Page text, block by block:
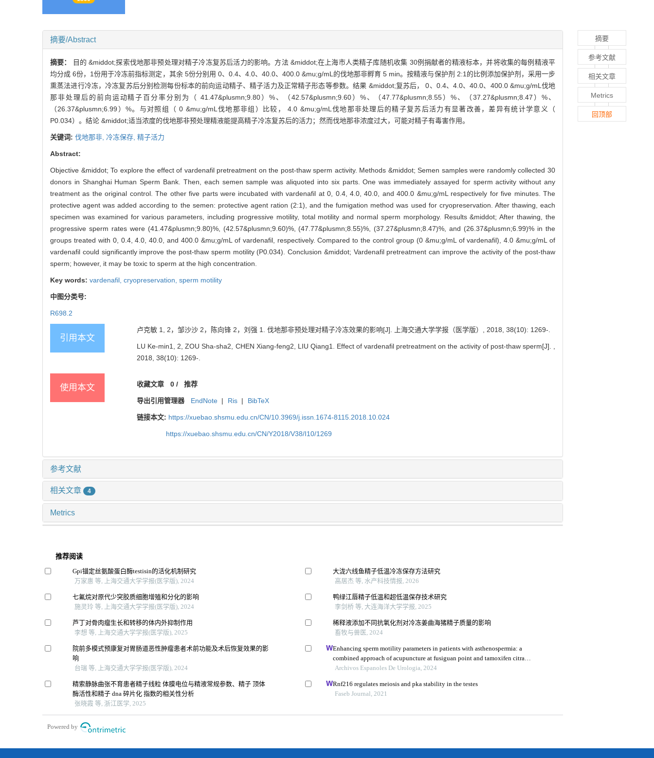
摘要/Abstract
摘要：
目的 &middot;探索伐地那非预处理对精子冷冻复苏后活力的影响。方法 &middot;在上海市人类精子库随机收集 30例捐献者的精液标本，并将收集的每例精液平
均分成 6份，1份用于冷冻前指标测定，其余 5份分别用 0、0.4、4.0、40.0、400.0 &mu;g/mL的伐地那非孵育 5 min。按精液与保护剂 2:1的比例添加保护剂，采用一步
熏蒸法进行冷冻，冷冻复苏后分别检测每份标本的前向运动精子、精子活力及正常精子形态等参数。结果 &middot;复苏后， 0、0.4、4.0、40.0、400.0 &mu;g/mL伐地
那非处理后的前向运动精子百分率分别为（ 41.47&plusmn;9.80）%、（42.57&plusmn;9.60）%、（47.77&plusmn;8.55）%、（37.27&plusmn;8.47）%、
（26.37&plusmn;6.99）%。与对照组（ 0 &mu;g/mL伐地那非组）比较， 4.0 &mu;g/mL伐地那非处理后的精子复苏后活力有显著改善，差异有统计学意义（
P0.034）。结论 &middot;适当浓度的伐地那非预处理精液能提高精子冷冻复苏后的活力；然而伐地那非浓度过大，可能对精子有毒害作用。
关键词: 伐地那非, 冷冻保存, 精子活力
Abstract:
Objective &middot; To explore the effect of vardenafil pretreatment on the post-thaw sperm activity. Methods &middot; Semen samples were randomly collected 30
donors in Shanghai Human Sperm Bank. Then, each semen sample was aliquoted into six parts. One was immediately assayed for sperm activity without any
treatment as the original control. The other five parts were incubated with vardenafil at 0, 0.4, 4.0, 40.0, and 400.0 &mu;g/mL respectively for five minutes. The
protective agent was added according to the semen: protective agent ration (2:1), and the fumigation method was used for cryopreservation. After thawing, each
specimen was examined for various parameters, including progressive motility, total motility and normal sperm morphology. Results &middot; After thawing, the
progressive sperm rates were (41.47&plusmn;9.80)%, (42.57&plusmn;9.60)%, (47.77&plusmn;8.55)%, (37.27&plusmn;8.47)%, and (26.37&plusmn;6.99)% in the
groups treated with 0, 0.4, 4.0, 40.0, and 400.0 &mu;g/mL of vardenafil, respectively. Compared to the control group (0 &mu;g/mL of vardenafil), 4.0 &mu;g/mL of
vardenafil could significantly improve the post-thaw sperm motility (P0.034). Conclusion &middot; Vardenafil pretreatment can improve the activity of the post-thaw
sperm; however, it may be toxic to sperm at the high concentration.
Key words: vardenafil, cryopreservation, sperm motility
中图分类号:
R698.2
引用本文
卢克敏 1, 2，邹沙沙 2，陈向锋 2，刘强 1. 伐地那非预处理对精子冷冻效果的影响[J]. 上海交通大学学报（医学版）, 2018, 38(10): 1269-.
LU Ke-min1, 2, ZOU Sha-sha2, CHEN Xiang-feng2, LIU Qiang1. Effect of vardenafil pretreatment on the activity of post-thaw sperm[J]. ,
2018, 38(10): 1269-.
使用本文 收藏文章 0/ 推荐
导出引用管理器 EndNote | Ris | BibTeX
链接本文: https://xuebao.shsmu.edu.cn/CN/10.3969/j.issn.1674-8115.2018.10.024
https://xuebao.shsmu.edu.cn/CN/Y2018/V38/I10/1269
参考文献
相关文章 4
Metrics
推荐阅读
Gpi锚定丝氨酸蛋白酶testisin的活化机制研究
万家惠 等, 上海交通大学学报(医学版), 2024
七氟烷对原代少突胶质细胞增殖和分化的影响
施灵玲 等, 上海交通大学学报(医学版), 2024
芦丁对骨肉瘤生长和转移的体内外抑制作用
李想 等, 上海交通大学学报(医学版), 2025
院前多模式预康复对胃肠道恶性肿瘤患者术前功能及术后恢复效果的影
响
台瑞 等, 上海交通大学学报(医学版), 2024
精索静脉曲张不育患者精子线粒 体膜电位与精液常规参数、精子 顶体
酶活性和精子 dna 碎片化 指数的相关性分析
张晓霞 等, 浙江医学, 2025
大泷六线鱼精子低温冷冻保存方法研究
高居杰 等, 水产科技情报, 2026
鸭绿江唇精子低温和超低温保存技术研究
李剑桥 等, 大连海洋大学学报, 2025
稀释液添加不同抗氧化剂对冷冻姜曲海猪精子质量的影响
畜牧与兽医, 2024
Enhancing sperm motility parameters in patients with asthenospermia: a
combined approach of acupuncture at fusiguan point and tamoxifen citrate
tablets
Archivos Espanoles De Urologia, 2024
Rnf216 regulates meiosis and pka stability in the testes
Faseb Journal, 2021
Powered by
摘要
参考文献
相关文章
Metrics
回顶部